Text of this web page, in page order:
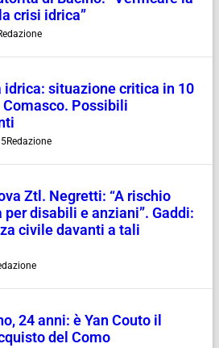
crisi idrica”
idrica: situazione critica in 10
Possibili
Redazione
Ztl. Negretti: “A rischio
per disabili e anziani”. Gaddi:
civile davanti a tali
24 anni: è Yan Couto il
del Como